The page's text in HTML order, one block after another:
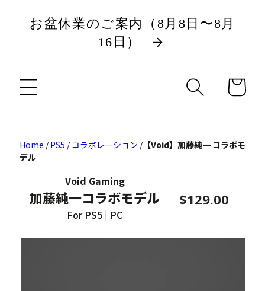
に
お盆休業のご案内（8月8日〜8月
16日）
ー
Home /PS5 /コラボレーション /【Void】加藤純一 コラボモ
デル
Void Gaming
加藤純一コラボモデル
For PS5 | PC
$129.00